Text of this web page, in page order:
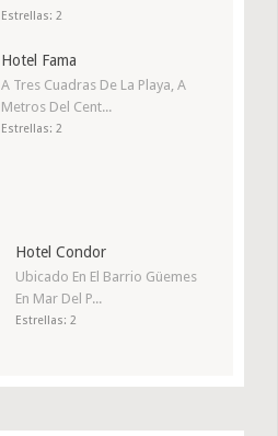
Estrellas: 2
Hotel Fama
A Tres Cuadras De La Playa, A
Metros Del Cent...
Estrellas: 2
Hotel Condor
Ubicado En El Barrio Güemes
En Mar Del P...
Estrellas: 2